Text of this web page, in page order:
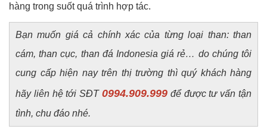
hàng trong suốt quá trình hợp tác.
Bạn muốn giá cả chính xác của từng loại than: than
cám, than cục, than đá Indonesia giá rẻ… do chúng tôi
cung cấp hiện nay trên thị trường thì quý khách hàng
hãy liên hệ tới SĐT 0994.909.999 để được tư vấn tận
tình, chu đáo nhé.